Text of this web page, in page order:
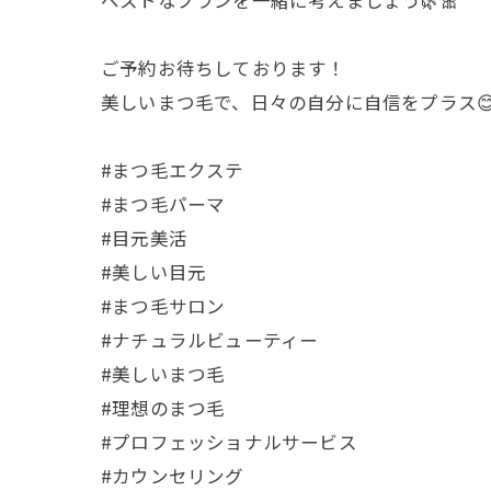
ご予約お待ちしております！
美しいまつ毛で、日々の自分に自信をプラス
#まつ毛エクステ
#まつ毛パーマ
#目元美活
#美しい目元
#まつ毛サロン
#ナチュラルビューティー
#美しいまつ毛
#理想のまつ毛
#プロフェッショナルサービス
#カウンセリング